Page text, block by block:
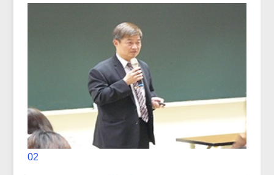
02